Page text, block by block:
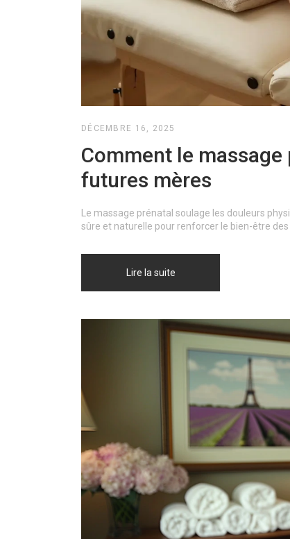
DÉCEMBRE 16, 2025
Comment le
futures mères
Le massage prénatal soulage les douleurs
sûre et naturelle pour renforcer le bien-être
Lire la suite